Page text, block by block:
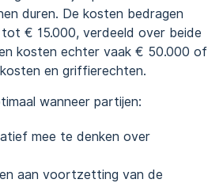
duren. De kosten bedragen
€ 15.000, verdeeld over beide
kosten echter vaak € 50.000 of
en griffierechten.
wanneer partijen:
mee te denken over
aan voortzetting van de